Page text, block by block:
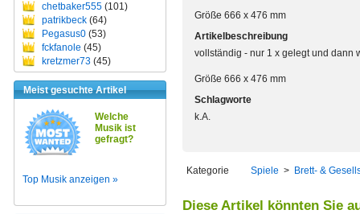
chetbaker555 (101)
patrikbeck (64)
Pegasus0 (53)
fckfanole (45)
kretzmer73 (45)
Meist gesuchte Artikel
Welche
Musik ist
gefragt?
Top Musik anzeigen »
Größe 666 x 476 mm
Artikelbeschreibung
vollständig - nur 1 x gelegt und dann
Größe 666 x 476 mm
Schlagworte
k.A.
Kategorie Spiele > Brett- &
Diese Artikel könnten Sie